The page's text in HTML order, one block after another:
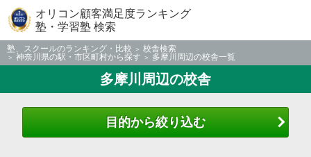
オリコン顧客満足度ランキング
塾・学習塾 検索
塾、スクールのランキング・比較
校舎検索
神奈川県の駅・市区町村から探す
多摩川周辺の校舎一覧
多摩川周辺の校舎
目的から絞り込む